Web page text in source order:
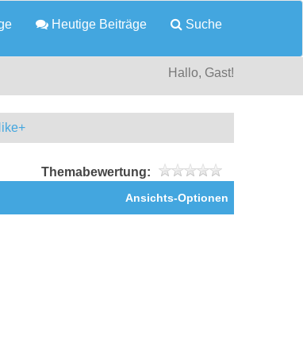
Heutige Beiträge Suche
Hallo, Gast!
Themabewertung:
Ansichts-Optionen